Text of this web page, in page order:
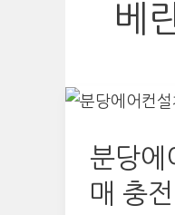
베
분당에
매 충